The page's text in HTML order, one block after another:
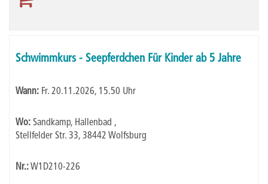
Schwimmkurs - Seepferdchen Für Kinder ab 5 Jahre
Wann: Fr. 20.11.2026, 15.50 Uhr
Wo: Sandkamp, Hallenbad ,
Stellfelder Str. 33, 38442 Wolfsburg
Nr.:W1D210-226